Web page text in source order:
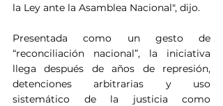
la Ley ante la Asamblea Nacional", dijo.
Presentada como un gesto de
“reconciliación nacional”, la iniciativa
llega después de años de represión,
detenciones arbitrarias y uso
sistemático de la justicia como